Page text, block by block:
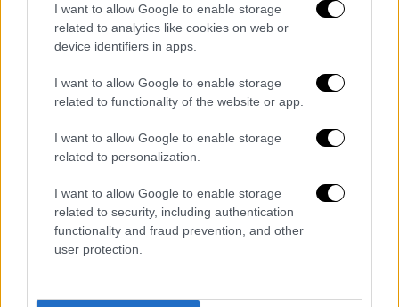
I want to allow Google to enable storage
related to analytics like cookies on web or
device identifiers in apps.
I want to allow Google to enable storage
related to functionality of the website or app.
I want to allow Google to enable storage
related to personalization.
I want to allow Google to enable storage
related to security, including authentication
functionality and fraud prevention, and other
user protection.